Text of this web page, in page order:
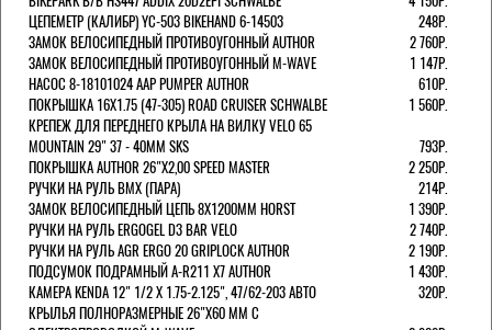
ЦЕПЕМЕТР (КАЛИБР) YC-503 BIKEHAND 6-14503
248Р.
ЗАМОК ВЕЛОСИПЕДНЫЙ ПРОТИВОУГОННЫЙ AUTHOR
2 760Р.
ЗАМОК ВЕЛОСИПЕДНЫЙ ПРОТИВОУГОННЫЙ M-WAVE
1 147Р.
НАСОС 8-18101024 AAP PUMPER AUTHOR
610Р.
ПОКРЫШКА 16X1.75 (47-305) ROAD CRUISER SCHWALBE
1 560Р.
КРЕПЕЖ ДЛЯ ПЕРЕДНЕГО КРЫЛА НА ВИЛКУ VELO 65
MOUNTAIN 29" 37 - 40ММ SKS
793Р.
ПОКРЫШКА AUTHOR 26"Х2,00 SPEED MASTER
2 250Р.
РУЧКИ НА РУЛЬ BMX (ПАРА)
214Р.
ЗАМОК ВЕЛОCИПЕДНЫЙ ЦЕПЬ 8Х1200ММ HORST
1 390Р.
РУЧКИ НА РУЛЬ ERGOGEL D3 BAR VELO
2 740Р.
РУЧКИ НА РУЛЬ AGR ERGO 20 GRIPLOCK AUTHOR
2 190Р.
ПОДСУМОК ПОДРАМНЫЙ A-R211 X7 AUTHOR
1 430Р.
КАМЕРА KENDA 12" 1/2 Х 1.75-2.125", 47/62-203 АВТО
320Р.
КРЫЛЬЯ ПОЛНОРАЗМЕРНЫЕ 26"Х60 ММ С